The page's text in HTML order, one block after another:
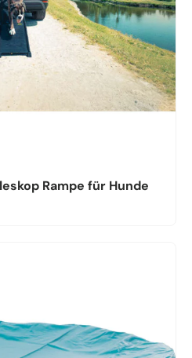
Rampe für Hunde